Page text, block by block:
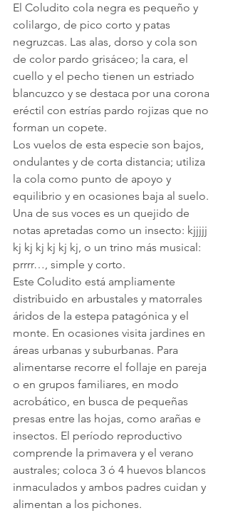
El Coludito cola negra es pequeño y
colilargo, de pico corto y patas
negruzcas. Las alas, dorso y cola son
de color pardo grisáceo; la cara, el
cuello y el pecho tienen un estriado
blancuzco y se destaca por una corona
eréctil con estrías pardo rojizas que no
forman un copete.
Los vuelos de esta especie son bajos,
ondulantes y de corta distancia; utiliza
la cola como punto de apoyo y
equilibrio y en ocasiones baja al suelo.
Una de sus voces es un quejido de
notas apretadas como un insecto: kjjjjj
kj kj kj kj kj kj, o un trino más musical:
prrrr…, simple y corto.
Este Coludito está ampliamente
distribuido en arbustales y matorrales
áridos de la estepa patagónica y el
monte. En ocasiones visita jardines en
áreas urbanas y suburbanas. Para
alimentarse recorre el follaje en pareja
o en grupos familiares, en modo
acrobático, en busca de pequeñas
presas entre las hojas, como arañas e
insectos. El período reproductivo
comprende la primavera y el verano
australes; coloca 3 ó 4 huevos blancos
inmaculados y ambos padres cuidan y
alimentan a los pichones.